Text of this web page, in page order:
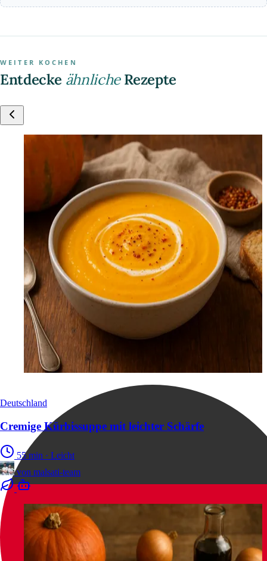
WEITER KOCHEN
Entdecke ähnlicheRezepte
Deutschland
Cremige Kürbissuppe mit leichter Schärfe
55 min · Leicht
von malsati-team